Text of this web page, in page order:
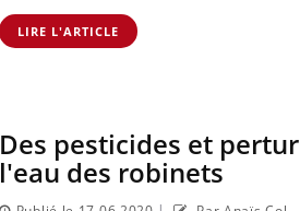
LIRE L'ARTICLE
Des pesticides et
l'eau des robinets